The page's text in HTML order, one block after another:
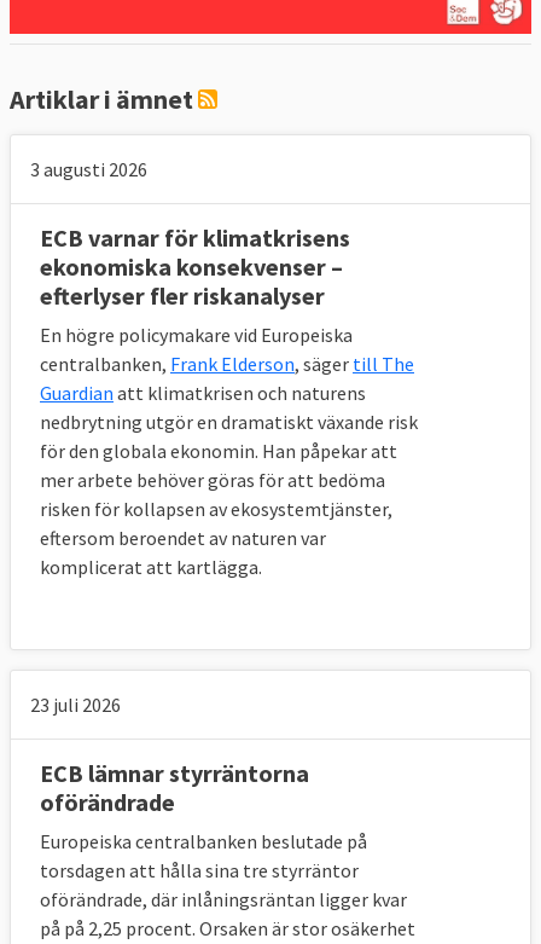
Artiklar i ämnet
3 augusti 2026
ECB varnar för klimatkrisens
ekonomiska konsekvenser –
efterlyser fler riskanalyser
En högre policymakare vid Europeiska
centralbanken, Frank Elderson, säger till The
Guardian att klimatkrisen och naturens
nedbrytning utgör en dramatiskt växande risk
för den globala ekonomin. Han påpekar att
mer arbete behöver göras för att bedöma
risken för kollapsen av ekosystemtjänster,
eftersom beroendet av naturen var
komplicerat att kartlägga.
23 juli 2026
ECB lämnar styrräntorna
oförändrade
Europeiska centralbanken beslutade på
torsdagen att hålla sina tre styrräntor
oförändrade, där inlåningsräntan ligger kvar
på på 2,25 procent. Orsaken är stor osäkerhet